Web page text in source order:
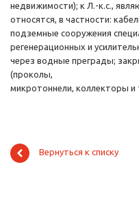
недвижимости); к Л.-к.с.,
относятся, в частности:
подземные сооружения
регенерационных и
через водные преграды;
(проколы,
микротоннели, коллекторы и
Вернуться к списку